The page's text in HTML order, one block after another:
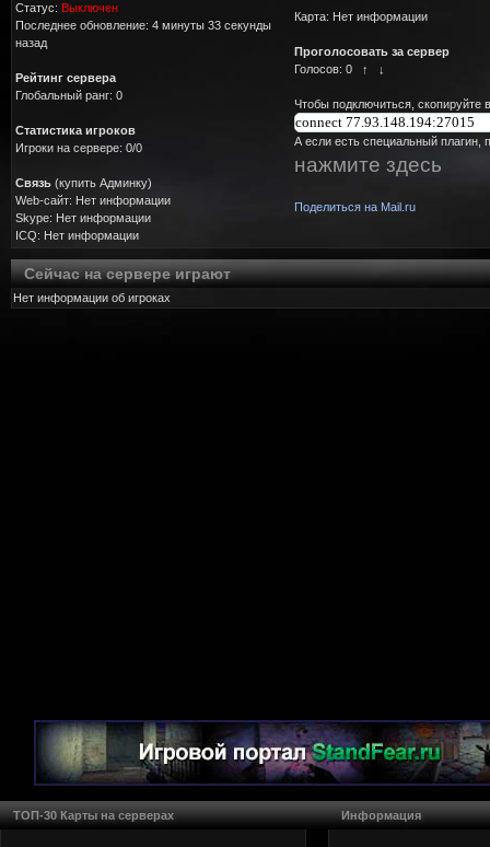
Статус: Выключен
Последнее обновление: 4 минуты 33 секунды
назад
Рейтинг сервера
Глобальный ранг: 0
Статистика игроков
Игроки на сервере: 0/0
Связь (купить Админку)
Web-сайт: Нет информации
Skype: Нет информации
ICQ: Нет информации
Карта: Нет информации
Проголосовать за сервер
Голосов: 0 ↑ ↓
Чтобы подключиться, скопируйте
А если есть специальный плагин,
нажмите здесь
Поделиться на Mail.ru
Сейчас на сервере играют
Нет информации об игроках
ТОП-30 Карты на серверах Информация